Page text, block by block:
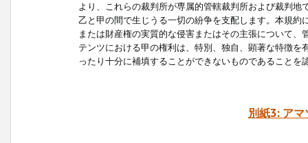
より、これらの裁判所が専属的管轄裁判所および裁判
乙と甲の間で生じうる一切の紛争を支配します。本規
または財産権の実質的な侵害またはその主張について
テンツにおける甲の権利は、特別、独自、顕著な特徴
ったり十分に補填することができないものであることを
別紙3: ア